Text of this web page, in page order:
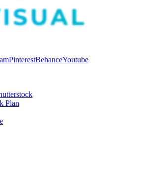
PinterestBehanceYoutube
Plan